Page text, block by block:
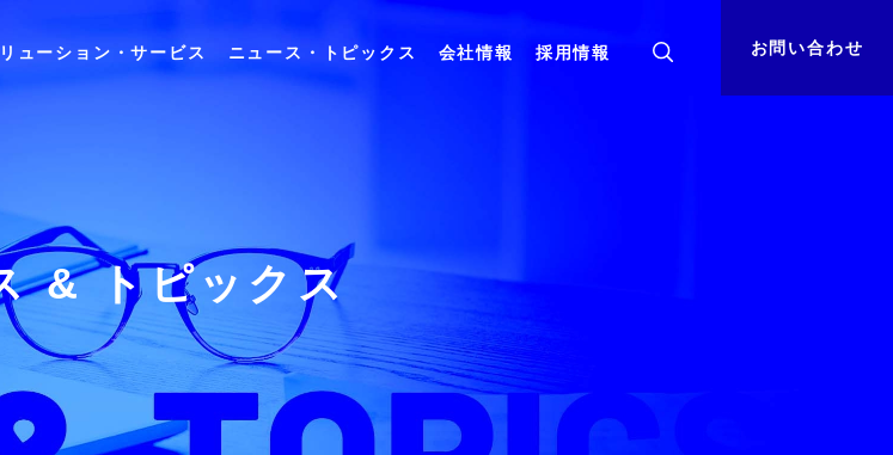
ューション・サービス
スイートシリーズ
ト管理ソリューション
カー向け 商品開発プラット
小売業向けサービスインテグレーション
クラウドを活用した小売業様向けDX推進サー
ニュース・トピックス 会社情報
セス
組み サステナビリティ
採用情報
報
お問い合わせ
& トピックス